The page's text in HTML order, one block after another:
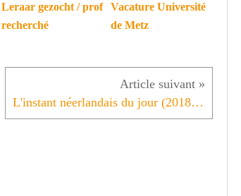
Leraar gezocht / prof
recherché
Vacature Université
de Metz
L'instant néerlandais du jour (2018_11_19): de feestdag